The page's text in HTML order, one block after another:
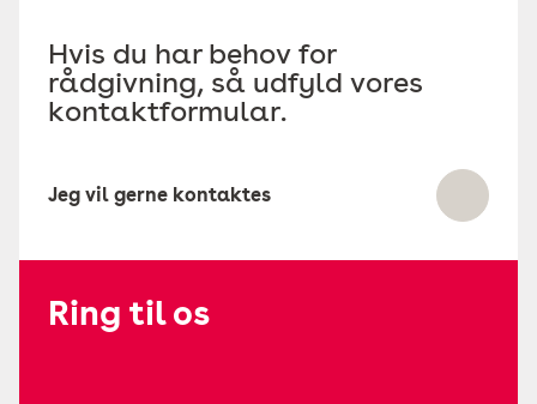
Hvis du har behov for
rådgivning, så udfyld vores
kontaktformular.
Jeg vil gerne kontaktes
Ring til os